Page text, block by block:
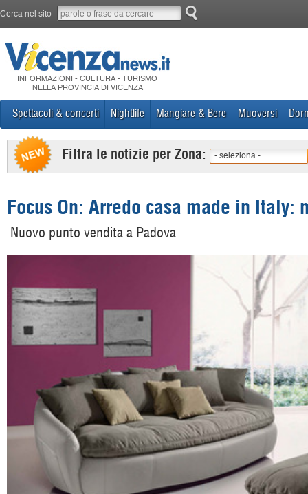
Cerca nel sito
INFORMAZIONI - CULTURA - TURISMO
NELLA PROVINCIA DI VICENZA
Spettacoli & concerti Nightlife Mangiare & Bere Muoversi
Filtra le notizie per Zona: - seleziona -
Focus On: Arredo casa made in Italy:
Nuovo punto vendita a Padova